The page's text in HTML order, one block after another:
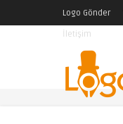
Logo Gönder
İletişim